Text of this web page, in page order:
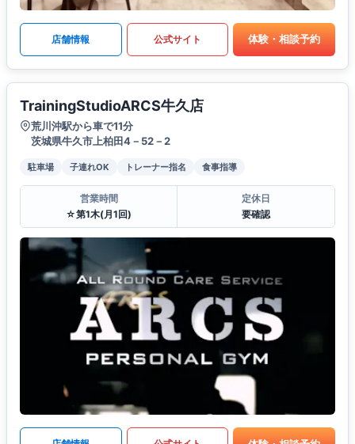
店舗情報 公式サイト 体験・相談予約
TrainingStudioARCS牛久店
荒川沖駅から車で11分
茨城県牛久市上柏田4－52－2
駐車場 子連れOK トレーナー指名 食事指導
営業時間
☆第1木(月1回)
定休日
要確認